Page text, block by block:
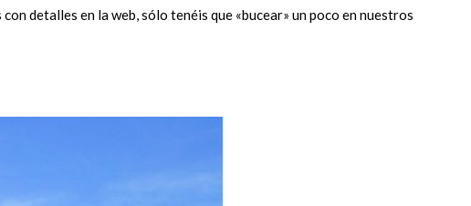
detalles en la web, sólo tenéis que «bucear» un poco en nuestros